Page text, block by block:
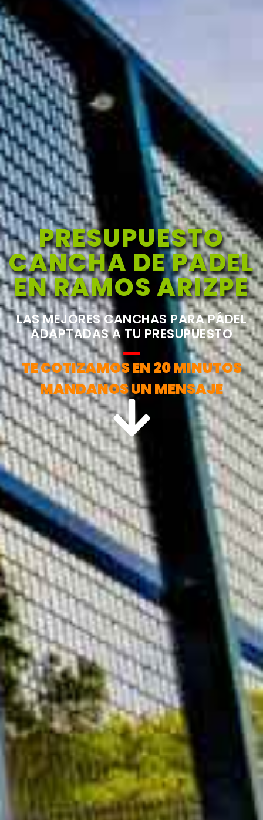
PRESUPUESTO
CANCHA DE PADEL
EN RAMOS ARIZPE
LAS MEJORES CANCHAS PARA PÁDEL
ADAPTADAS A TU PRESUPUESTO
TE COTIZAMOS EN 20 MINUTOS
MANDANOS UN MENSAJE